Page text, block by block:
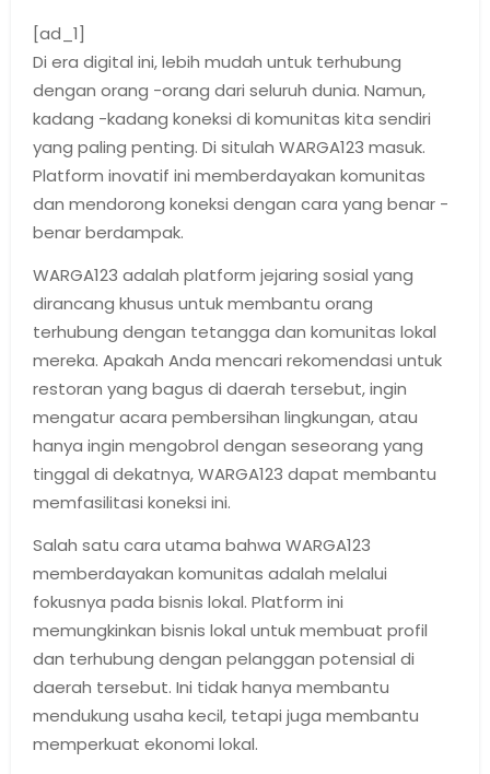
[ad_1]
Di era digital ini, lebih mudah untuk terhubung
dengan orang -orang dari seluruh dunia. Namun,
kadang -kadang koneksi di komunitas kita sendiri
yang paling penting. Di situlah WARGA123 masuk.
Platform inovatif ini memberdayakan komunitas
dan mendorong koneksi dengan cara yang benar -
benar berdampak.
WARGA123 adalah platform jejaring sosial yang
dirancang khusus untuk membantu orang
terhubung dengan tetangga dan komunitas lokal
mereka. Apakah Anda mencari rekomendasi untuk
restoran yang bagus di daerah tersebut, ingin
mengatur acara pembersihan lingkungan, atau
hanya ingin mengobrol dengan seseorang yang
tinggal di dekatnya, WARGA123 dapat membantu
memfasilitasi koneksi ini.
Salah satu cara utama bahwa WARGA123
memberdayakan komunitas adalah melalui
fokusnya pada bisnis lokal. Platform ini
memungkinkan bisnis lokal untuk membuat profil
dan terhubung dengan pelanggan potensial di
daerah tersebut. Ini tidak hanya membantu
mendukung usaha kecil, tetapi juga membantu
memperkuat ekonomi lokal.